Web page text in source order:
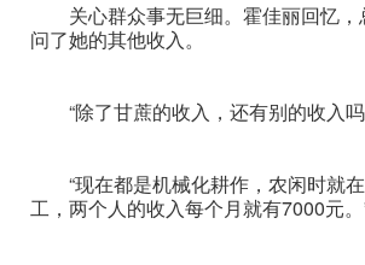
关心群众事无巨细。霍佳丽回忆
问了她的其他收入。
“除了甘蔗的收入，还有别的收入吗
“现在都是机械化耕作，农闲时就
工，两个人的收入每个月就有7000元。